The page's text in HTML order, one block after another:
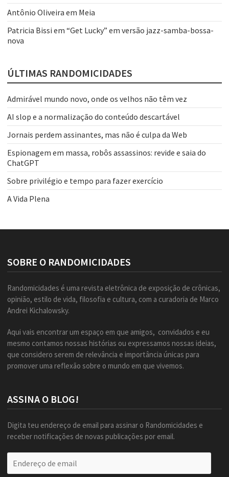
Antônio Oliveira em Meia
Patricia Bissi em “Get Lucky” em versão jazz-samba-bossa-
nova
ÚLTIMAS RANDOMICIDADES
Admirável mundo novo, onde os velhos não têm vez
AI slop e a normalização do conteúdo descartável
Jornais perdem assinantes, mas não é culpa da Web
Espionagem em massa, robôs assassinos: revide e saia do
ChatGPT
Sobre privilégio e tempo para fazer exercício
A Vida Plena
SOBRE O RANDOMICIDADES
Randomicidades é uma revista eletrônica de exposição de crônicas,
opinião, estilo de vida, filosofia e cultura, com a curadoria de Marco
Andrei Kichalowsky.
Aqui vais encontrar um espaço em que amigos, convidados e eu
mesmo contamos nossas histórias ou expressamos nossas ideias,
que considero serem de relevância e importância únicas para
promover uma reflexão sobre o mundo em que vivemos.
ASSINA O BLOG!
Digita teu endereço de email para assinar o Randomicidades e
receber notificações de novas publicações por email.
de